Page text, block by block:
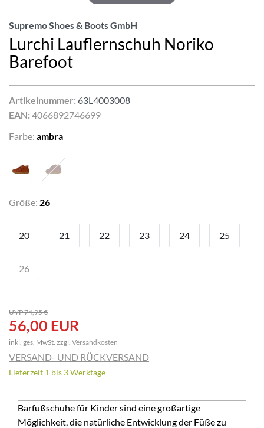
Supremo Shoes & Boots GmbH
Lurchi Lauflernschuh Noriko
Barefoot
Artikelnummer: 63L4003008
EAN: 4066892746699
Farbe: ambra
Größe: 26
20 21 22 23 24 25
26
UVP 74,95 €
56,00 EUR
inkl. ges. MwSt. zzgl. Versandkosten
VERSAND- UND RÜCKVERSAND
Lieferzeit 1 bis 3 Werktage
Barfußschuhe für Kinder sind eine großartige
Möglichkeit, die natürliche Entwicklung der Füße zu